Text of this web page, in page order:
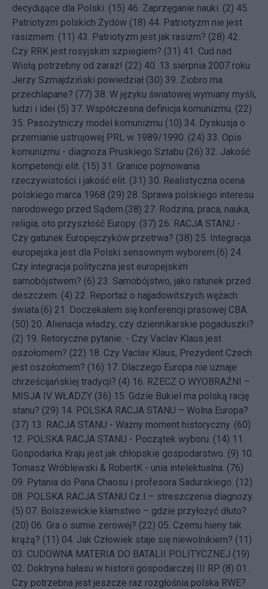
decydujące dla Polski. (15) 46. Zaprzęganie nauki. (2) 45.
Patriotyzm polskich Żydów (18) 44. Patriotyzm nie jest
rasizmem. (11) 43. Patriotyzm jest jak rasizm? (28) 42.
Czy RRK jest rosyjskim szpiegiem? (31) 41. Cud nad
Wisłą potrzebny od zaraz! (22) 40. 13 sierpnia 2007 roku
Jerzy Szmajdziński powiedział (30) 39. Ziobro ma
przechlapane? (77) 38. W języku światowej wymiany myśli,
ludzi i idei (5) 37. Współczesna definicja komunizmu. (22)
35. Pasożytniczy model komunizmu (10) 34. Dyskusja o
przemianie ustrojowej PRL w 1989/1990. (24) 33. Opis
komunizmu - diagnoza Pruskiego Sztabu (26) 32. Jakość
kompetencji elit. (15) 31. Granice pojmowania
rzeczywistości i jakość elit. (31) 30. Realistyczna ocena
polskiego marca 1968 (29) 28. Sprawa polskiego interesu
narodowego przed Sądem.(38) 27. Rodzina, praca, nauka,
religia, oto przyszłość Europy. (37) 26. RACJA STANU -
Czy gatunek Europejczyków przetrwa? (38) 25. Integracja
europejska jest dla Polski sensownym wyborem.(6) 24.
Czy integracja polityczna jest europejskim
samobójstwem? (6) 23. Samobójstwo, jako ratunek przed
deszczem. (4) 22. Reportaż o najjadowitszych wężach
świata.(6) 21.
Doczekałem się konferencji prasowej CBA.
(50) 20. Alienacja władzy, czy dziennikarskie pogaduszki?
(2) 19. Retoryczne pytanie: - Czy Vaclav Klaus jest
oszołomem? (22) 18. Czy Vaclav Klaus, Prezydent Czech
jest oszołomem? (16) 17. Dlaczego Europa nie uznaje
chrześcijańskiej tradycji? (4) 16. RZECZ O WYOBRAŹNI –
MISJA IV WŁADZY (36) 15. Gdzie Bukiel ma polską rację
stanu? (29) 14. POLSKA RACJA STANU – Wolna Europa?
(37) 13. RACJA STANU - Ważny moment historyczny. (60)
12. POLSKA RACJA STANU - Początek wyboru. (14) 11.
Gospodarka Kraju jest jak chłopskie gospodarstwo. (9) 10.
Tomasz Wróblewski & RobertK - unia intelektualna. (76)
09. Pytania do Pana Chaosu i profesora Sadurskiego. (12)
08. POLSKA RACJA STANU Cz I – streszczenia diagnozy.
(5) 07. Bolszewickie kłamstwo – gdzie przyłożyć dłuto?
(20) 06. Gra o sumie zerowej? (22) 05. Czemu hieny tak
krążą? (11) 04. Jak Człowiek staje się niewolnikiem? (11)
03. CUDOWNA MATERIA DO BATALII POLITYCZNEJ (19)
02. Doktryna hałasu w historii gospodarczej III RP. (8) 01.
Czy potrzebna jest jeszcze raz rozgłośnia polska RWE?